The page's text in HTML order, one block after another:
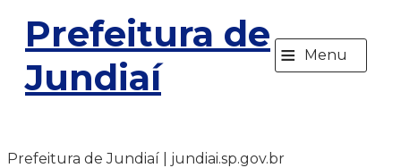
Prefeitura de
Jundiaí
≡ Menu
Prefeitura de Jundiaí | jundiai.sp.gov.br